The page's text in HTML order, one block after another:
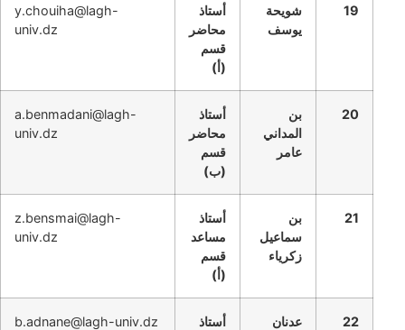
y.chouiha@lagh-
univ.dz
أستاذ
محاضر
قسم
(أ)
شويحة
يوسف
19
a.benmadani@lagh-
univ.dz
أستاذ
محاضر
قسم
(ب)
بن
المداني
عامر
20
z.bensmai@lagh-
univ.dz
أستاذ
مساعد
قسم
(أ)
بن
سماعيل
زكرياء
21
b.adnane@lagh-univ.dz
أستاذ
عدنان
22